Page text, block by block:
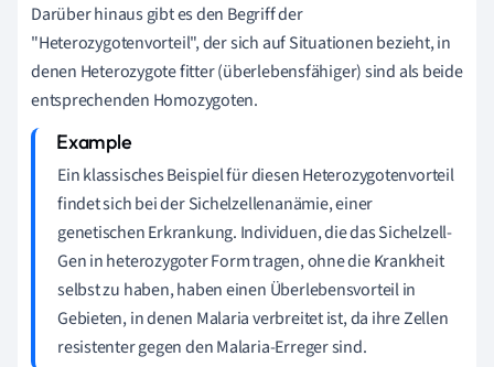
Darüber hinaus gibt es den Begriff der
"Heterozygotenvorteil", der sich auf Situationen bezieht, in
denen Heterozygote fitter (überlebensfähiger) sind als beide
entsprechenden Homozygoten.
Ein klassisches Beispiel für diesen Heterozygotenvorteil
findet sich bei der Sichelzellenanämie, einer
genetischen Erkrankung. Individuen, die das Sichelzell-
Gen in heterozygoter Form tragen, ohne die Krankheit
selbst zu haben, haben einen Überlebensvorteil in
Gebieten, in denen Malaria verbreitet ist, da ihre Zellen
resistenter gegen den Malaria-Erreger sind.